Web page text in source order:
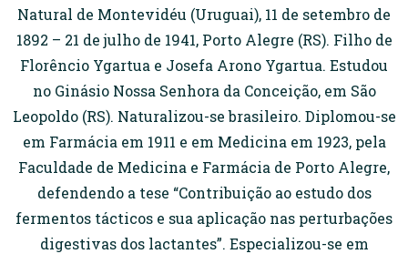
Natural de Montevidéu (Uruguai), 11 de setembro de
1892 – 21 de julho de 1941, Porto Alegre (RS). Filho de
Florêncio Ygartua e Josefa Arono Ygartua. Estudou
no Ginásio Nossa Senhora da Conceição, em São
Leopoldo (RS). Naturalizou-se brasileiro. Diplomou-se
em Farmácia em 1911 e em Medicina em 1923, pela
Faculdade de Medicina e Farmácia de Porto Alegre,
defendendo a tese “Contribuição ao estudo dos
fermentos tácticos e sua aplicação nas perturbações
digestivas dos lactantes”. Especializou-se em